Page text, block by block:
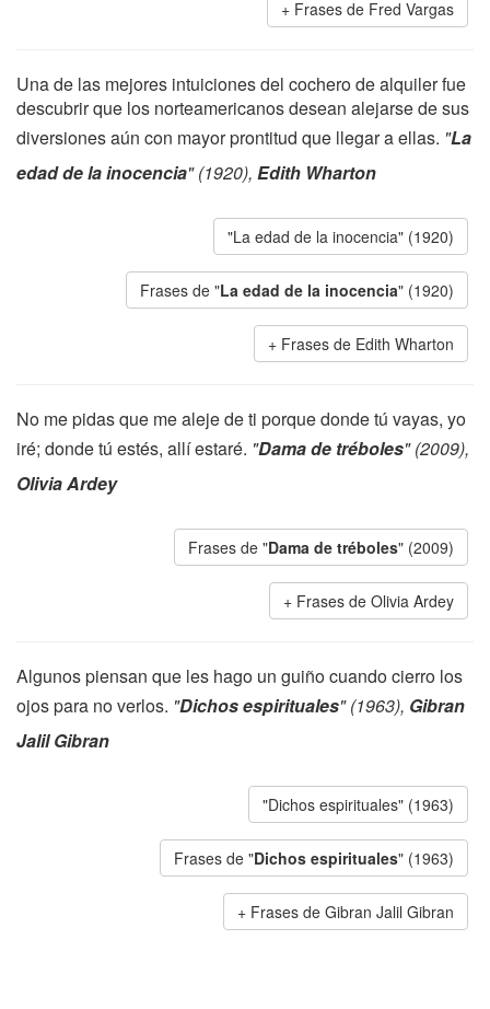
Frases de Fred Vargas
Una de las mejores intuiciones del cochero de alquiler fue
descubrir que los norteamericanos desean alejarse de sus
diversiones aún con mayor prontitud que llegar a ellas. "La
edad de la inocencia" (1920), Edith Wharton
"La edad de la inocencia" (1920)
Frases de "La edad de la inocencia" (1920)
Frases de Edith Wharton
No me pidas que me aleje de ti porque donde tú vayas, yo
iré; donde tú estés, allí estaré. "Dama de tréboles" (2009),
Olivia Ardey
Frases de "Dama de tréboles" (2009)
Frases de Olivia Ardey
Algunos piensan que les hago un guiño cuando cierro los
ojos para no verlos. "Dichos espirituales" (1963), Gibran
Jalil Gibran
"Dichos espirituales" (1963)
Frases de "Dichos espirituales" (1963)
Frases de Gibran Jalil Gibran